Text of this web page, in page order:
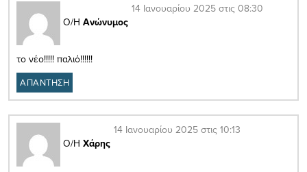
Ο/Η Ανώνυμος
14 Ιανουαρίου 2025 στις 08:30
το νέο!!!!! παλιό!!!!!!
ΑΠΑΝΤΗΣΗ
Ο/Η Χάρης
14 Ιανουαρίου 2025 στις 10:13